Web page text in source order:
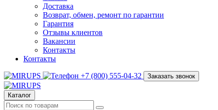
Доставка
Возврат, обмен, ремонт по гарантии
Гарантия
Отзывы клиентов
Вакансии
Контакты
Контакты
+7 (800) 555-04-32 Заказать звонок
Каталог